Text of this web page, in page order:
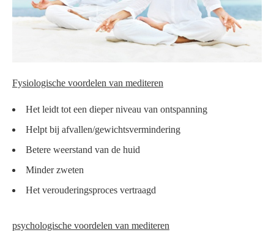
Fysiologische voordelen van mediteren
Het leidt tot een dieper niveau van ontspanning
Helpt bij afvallen/gewichtsvermindering
Betere weerstand van de huid
Minder zweten
Het verouderingsproces vertraagd
psychologische voordelen van mediteren